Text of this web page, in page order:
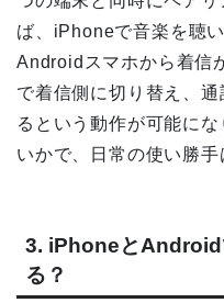
ば、iPhoneで音楽を聴
Androidスマホから着信
で着信側に切り替え、
るという動作が可能に
いかで、日常の使い勝手
3. iPhoneとAndroid
る？